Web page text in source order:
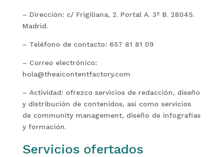
– Dirección: c/ Frigiliana, 2. Portal A. 3º B. 28045.
Madrid.
– Teléfono de contacto: 657 81 81 09
– Correo electrónico:
hola@theaicontentfactory.com
– Actividad: ofrezco servicios de redacción, diseño
y distribución de contenidos, así como servicios
de community management, diseño de infografías
y formación.
Servicios ofertados